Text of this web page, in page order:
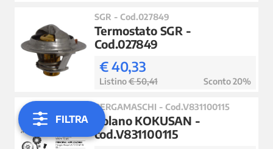
FILTRA
SGR - Cod.027849
Termostato SGR -
Cod.027849
€ 40,33
Listino€ 50,41 Sconto 20%
BERGAMASCHI - Cod.V831100115
Volano KOKUSAN -
cod.V831100115